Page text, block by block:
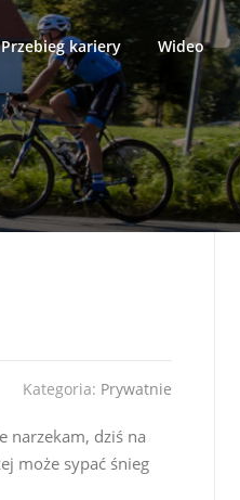
Przebieg kariery Wideo
Kategoria: Prywatnie
narzekam, dziś na
może sypać śnieg